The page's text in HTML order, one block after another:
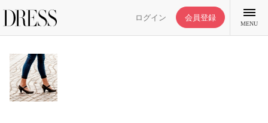
ログイン 会員登録
MENU